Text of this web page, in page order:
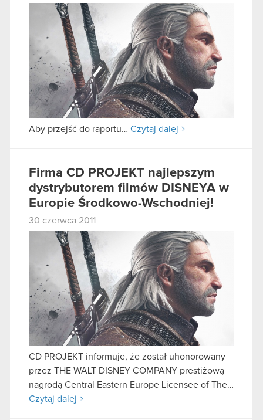
Aby przejść do raportu… Czytaj dalej
Firma CD PROJEKT najlepszym
dystrybutorem filmów DISNEYA w
Europie Środkowo-Wschodniej!
30 czerwca 2011
CD PROJEKT informuje, że został uhonorowany
przez THE WALT DISNEY COMPANY prestiżową
nagrodą Central Eastern Europe Licensee of The…
Czytaj dalej